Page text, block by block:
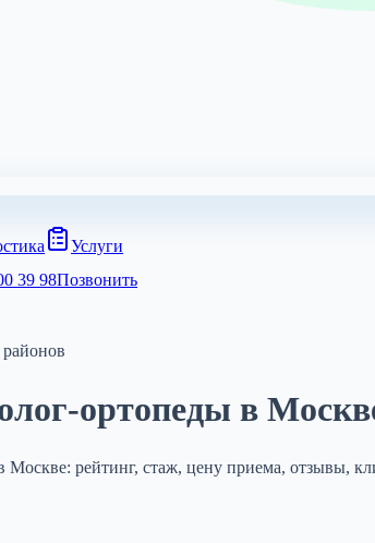
Услуги
39 98Позвонить
ортопеды в
Москве: рейтинг, стаж, цену приема, отзывы,